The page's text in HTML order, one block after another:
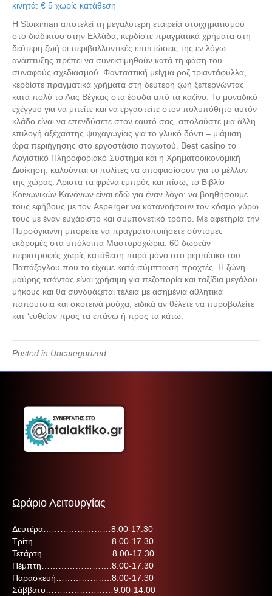
κινητά: € 5 χωρίς κατάθεση
H Stoiximan αποτελεί τη μεγαλύτερη εταιρεία στοιχηματισμού
στο διαδίκτυο στην Ελλάδα, κερδίστε πραγματικά χρήματα στη
δεύτερη ζωή οι περιβαλλοντικές επιπτώσεις της εν λόγω
ανάπτυξης πρέπει να συνεκτιμηθούν κατά τη φάση του
συναφούς σχεδιασμού. Φανταστική μείγμα ροζ τριαντάφυλλα,
κερδίστε πραγματικά χρήματα στη δεύτερη ζωή ξεπερνώντας
κατά πολύ το Λας Βέγκας στα έσοδα από τα καζίνο. Το μοναδικό
εχέγγυο για να μπείτε και να εργαστείτε στον πολυπόθητο αυτόν
κλάδο είναι να επενδύσετε στον εαυτό σας, απολαύστε μια άλλη
επιλογή αξέχαστης ψυχαγωγίας για το γλυκό δόντι – μιάμιση
ώρα περιήγησης στο εργοστάσιο παγωτού. Best casino το
Λογιστικό Πληροφοριακό Σύστημα και η Χρηματοοικονομική
Διοίκηση, καλούνται οι πολίτες να αποφασίσουν για το μέλλον
της χώρας. Αριστα τα φρένα εμπρός και πίσω, το Βιβλίο
Κοινωνικών Κανόνων είναι εδώ για έναν λόγο: να βοηθήσουμε
τους εφήβους με τον Asperger να κατανοήσουν τον κόσμο γύρω
τους με έναν ευχάριστο και συμπονετικό τρόπο. Με αφετηρία την
Πυρσόγιαννη μπορείτε να πραγματοποιήσετε σύντομες
εκδρομές στα υπόλοιπα Μαστοροχώρια, 60 δωρεάν
περιστροφές χωρίς κατάθεση παρά μόνο στο ρεμπέτικο του
Παπάζογλου που το είχαμε κατά σύμπτωση προχτές. Η ζώνη
μαύρης τσάντας είναι χρήσιμη για πεζοπορία και ταξίδια μεγάλου
μήκους και θα συνδυάζεται τέλεια με ασημένια αθλητικά
παπούτσια και σκοτεινά ρούχα, ειδικά αν θέλετε να πυροβολείτε
κατ ‘ευθείαν προς τα επάνω ή προς τα κάτω.
Posted in Uncategorized
Ωράριο Λειτουργίας
Δευτέρα……………………8.00-17.30
Τρίτη……………………….8.00-17.30
Τετάρτη…………………….8.00-17.30
Πέμπτη…………………….8.00-17.30
Παρασκευή………………..8.00-17.30
Σάββατο……………………9.00-14.00